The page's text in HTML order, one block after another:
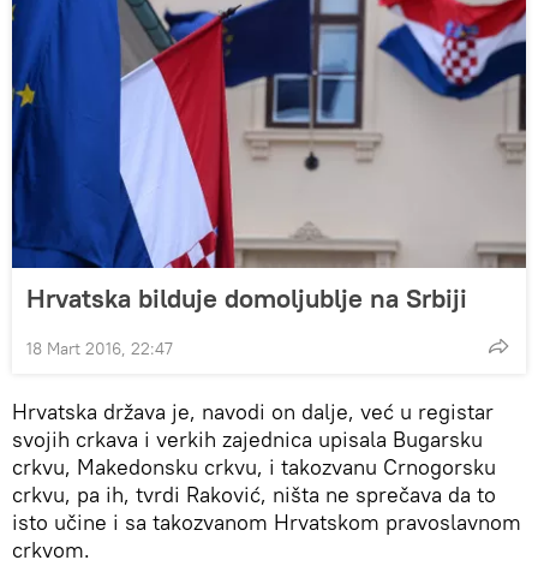
Hrvatska bilduje domoljublje na Srbiji
18 Mart 2016, 22:47
Hrvatska država je, navodi on dalje, već u registar
svojih crkava i verkih zajednica upisala Bugarsku
crkvu, Makedonsku crkvu, i takozvanu Crnogorsku
crkvu, pa ih, tvrdi Raković, ništa ne sprečava da to
isto učine i sa takozvanom Hrvatskom pravoslavnom
crkvom.